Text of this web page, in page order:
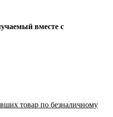
вместе с
товар по безналичному